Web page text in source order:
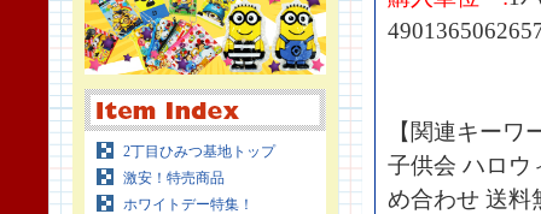
2丁目ひみつ基地トップ
激安！特売商品
ホワイトデー特集！
【関連キーワ
子供会 ハロウ
め合わせ 送料